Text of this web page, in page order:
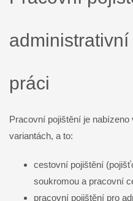
práci
Pracovní pojištění je
variantách, a to:
cestovní pojištění
soukromou a pracovní
pracovní pojištění pro